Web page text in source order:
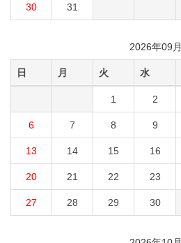
30 31
2026年09月
日 月 火 水
1 2
6 7 8 9
13 14 15 16
20 21 22 23
27 28 29 30